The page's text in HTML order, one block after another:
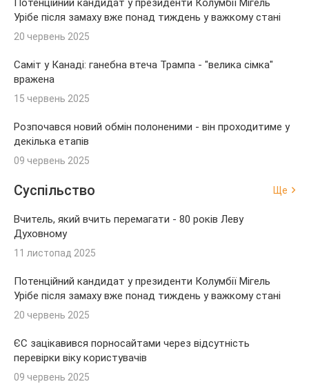
Потенційний кандидат у президенти Колумбії Мігель
Урібе після замаху вже понад тиждень у важкому стані
20 червень 2025
Саміт у Канаді: ганебна втеча Трампа - "велика сімка"
вражена
15 червень 2025
Розпочався новий обмін полоненими - він проходитиме у
декілька етапів
09 червень 2025
Суспільство Ще
Вчитель, який вчить перемагати - 80 років Леву
Духовному
11 листопад 2025
Потенційний кандидат у президенти Колумбії Мігель
Урібе після замаху вже понад тиждень у важкому стані
20 червень 2025
ЄС зацікавився порносайтами через відсутність
перевірки віку користувачів
09 червень 2025